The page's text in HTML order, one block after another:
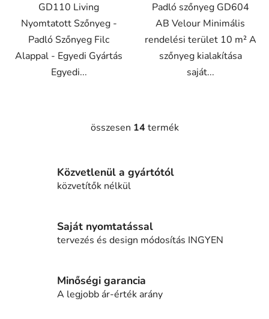
GD110 Living
Nyomtatott Szőnyeg -
Padló Szőnyeg Filc
Alappal - Egyedi Gyártás
Egyedi...
Padló szőnyeg GD604
AB Velour Minimális
rendelési terület 10 m² A
szőnyeg kialakítása
saját...
L
t
á
n
t
á
összesen 14termék
Közvetlenül a gyártótól
közvetítők nélkül
Saját nyomtatással
tervezés és design módosítás INGYEN
Minőségi garancia
A legjobb ár-érték arány